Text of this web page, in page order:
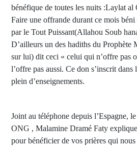
bénéfique de toutes les nuits :Laylat al
Faire une offrande durant ce mois béni
par le Tout Puissant(Allahou Soub
D’ailleurs un des hadiths du Prophète
sur lui) dit ceci « celui qui n’offre pas
l’offre pas aussi. Ce don s’inscrit dans
plein d’enseignements.
Joint au téléphone depuis l’Espagne,
ONG , Malamine Dramé Faty
pour bénéficier de vos prières qui